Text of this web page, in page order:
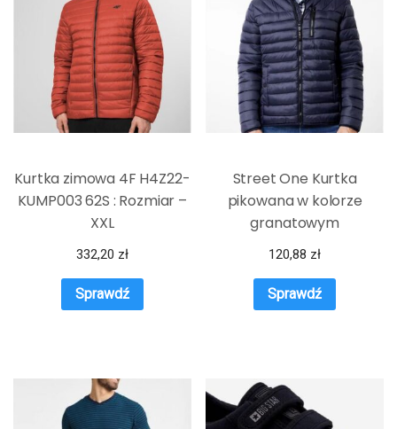
Kurtka zimowa 4F H4Z22-
KUMP003 62S : Rozmiar –
XXL
332,20 zł
Sprawdź
Street One Kurtka
pikowana w kolorze
granatowym
120,88 zł
Sprawdź